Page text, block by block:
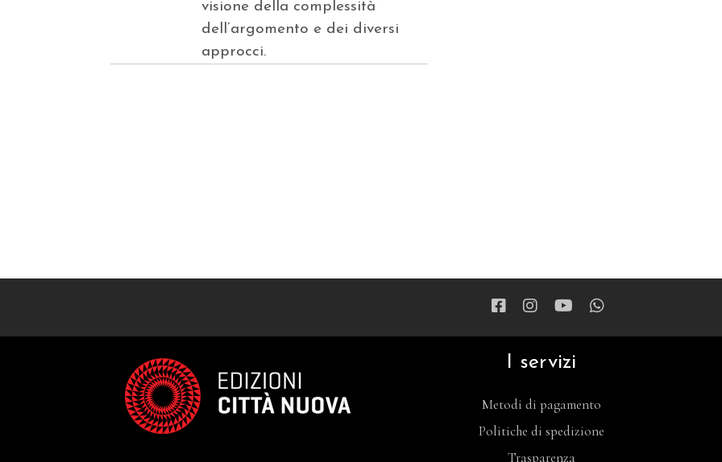
visione della complessità
dell’argomento e dei diversi
approcci.
I servizi
Metodi di pagamento
Politiche di spedizione
Trasparenza